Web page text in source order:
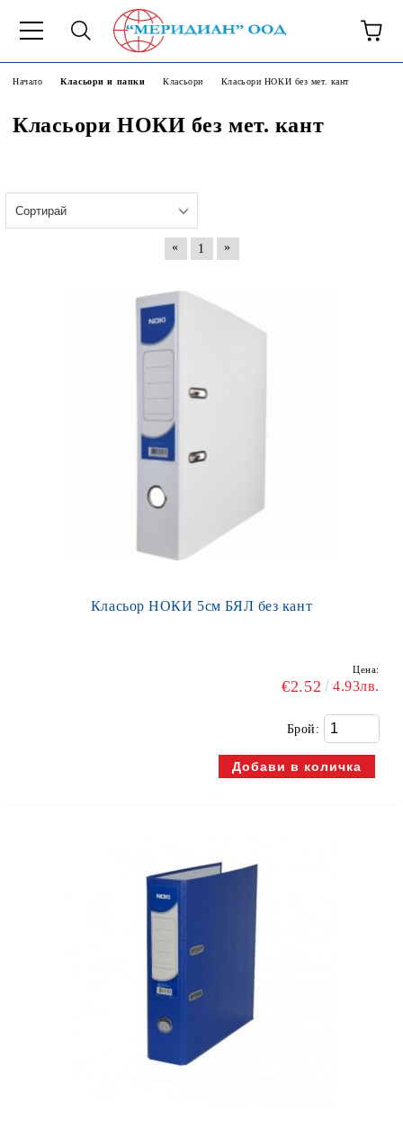
Начало Класьори и папки Класьори Класьори НОКИ без мет. кант
Класьори НОКИ без мет. кант
« 1 »
Класьор НОКИ 5см БЯЛ без кант
Цена:
€2.52 4.93лв.
Брой: